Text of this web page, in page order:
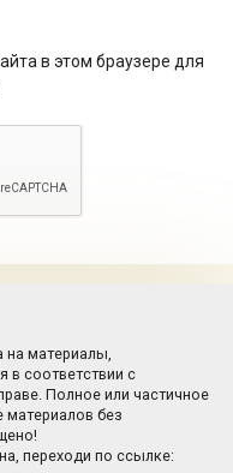
в этом браузере для
материалы,
в соответствии с
Полное или частичное
материалов без
переходи по ссылке: